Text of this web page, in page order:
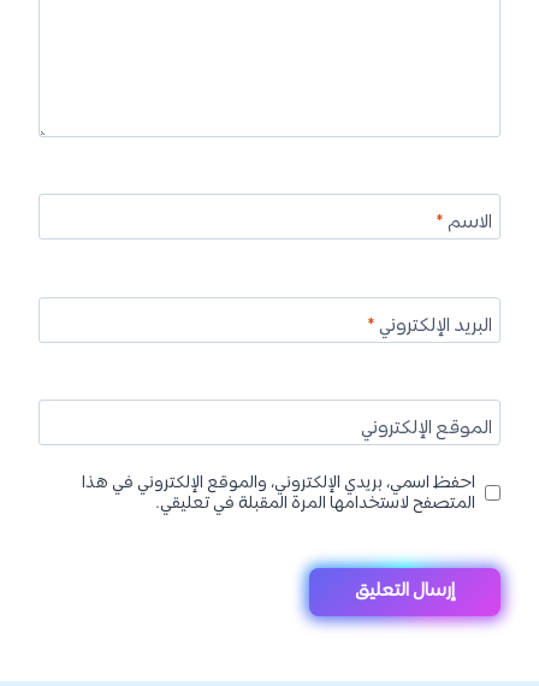
الاسم*
البريد الإلكتروني*
الموقع الإلكتروني
احفظ اسمي، بريدي الإلكتروني، والموقع الإلكتروني في هذا
المتصفح لاستخدامها المرة المقبلة في تعليقي.